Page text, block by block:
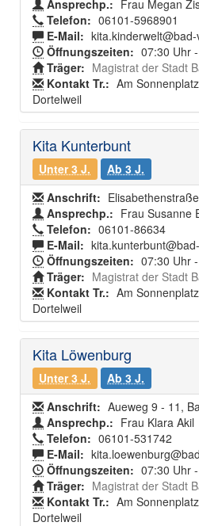
Ansprechp.: Frau Megan
Telefon: 06101-5968901
E-Mail:
Öffnungszeiten: 07:30 Uhr
Träger: Magistrat der Stadt
Kontakt Tr.: Am
Dortelweil
Kita Kunterbunt
Unter 3 J.
Ab 3 J.
Anschrift:
Ansprechp.: Frau Susanne
Telefon: 06101-86634
E-Mail:
Öffnungszeiten: 07:30 Uhr
Träger: Magistrat der Stadt
Kontakt Tr.: Am
Dortelweil
Kita Löwenburg
Unter 3 J.
Ab 3 J.
Anschrift: Aueweg 9 - 11,
Ansprechp.: Frau Klara Akil
Telefon: 06101-531742
E-Mail:
Öffnungszeiten: 07:30 Uhr
Träger: Magistrat der Stadt
Kontakt Tr.: Am
Dortelweil